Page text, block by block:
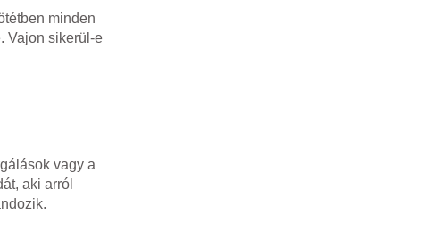
minden
Vajon sikerül-e
vagy a
aki arról